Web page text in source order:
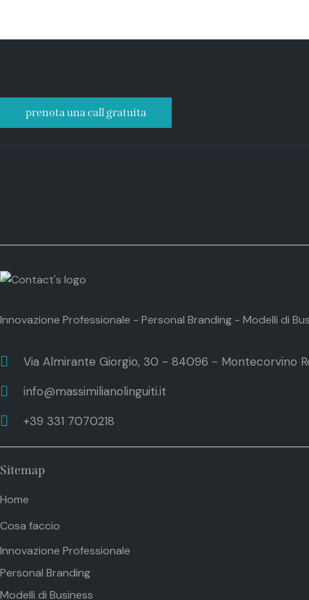
prenota una call gratuita
Innovazione Professionale - Personal Branding - Modelli di
Via Almirante Giorgio, 30 - 84096 - Montecorvino
info@massimilianolinguiti.it
+39 331 7070218
Sitemap
Home
Cosa faccio
Innovazione Professionale
Personal Branding
Modelli di Business